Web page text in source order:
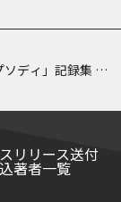
ソディ」記録集 出
リリース送付
著者一覧